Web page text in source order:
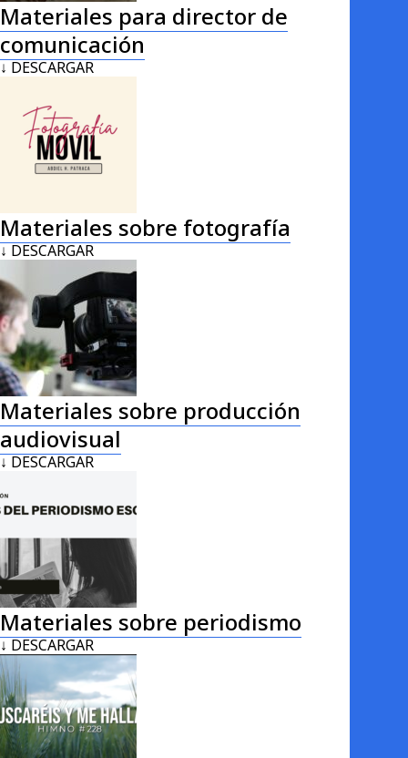
Materiales para director de
comunicación
↓ DESCARGAR
Materiales sobre fotografía
↓ DESCARGAR
Materiales sobre producción
audiovisual
↓ DESCARGAR
Materiales sobre periodismo
↓ DESCARGAR